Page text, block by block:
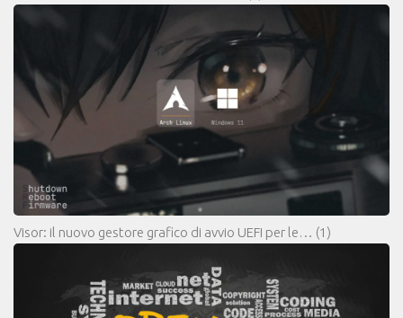
Visor: il nuovo gestore grafico di avvio UEFI per le… (1)